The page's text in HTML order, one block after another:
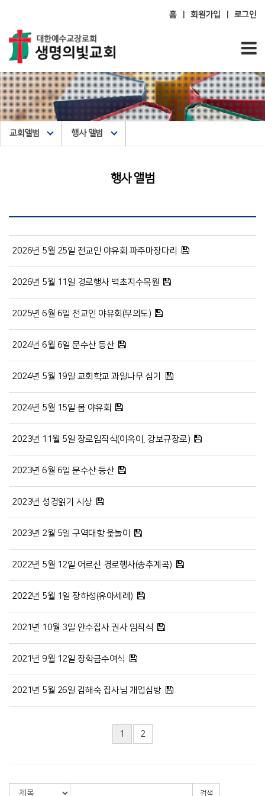
홈 회원가입 로그인
교회앨범 행사 앨범
행사 앨범
2026년 5월 25일 전교인 야유회 파주마장다리
2026년 5월 11일 경로행사 벽초지수목원
2025년 6월 6일 전교인 야유회(무의도)
2024년 6월 6일 문수산 등산
2024년 5월 19일 교회학교 과일나무 심기
2024년 5월 15일 봄 야유회
2023년 11월 5일 장로임직식(이옥이, 강보규장로)
2023년 6월 6일 문수산 등산
2023년 성경읽기 시상
2023년 2월 5일 구역대항 윷놀이
2022년 5월 12일 어르신 경로행사(송추계곡)
2022년 5월 1일 장하성(유아세례)
2021년 10월 3일 안수집사 권사 임직식
2021년 9월 12일 장학금수여식
2021년 5월 26일 김해숙 집사님 개업심방
1 2
검색